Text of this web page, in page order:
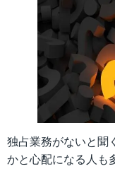
独占業務がないと聞
かと心配になる人も